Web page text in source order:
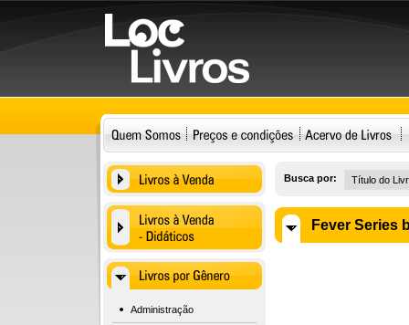
Administração
Busca por:
Fever Series